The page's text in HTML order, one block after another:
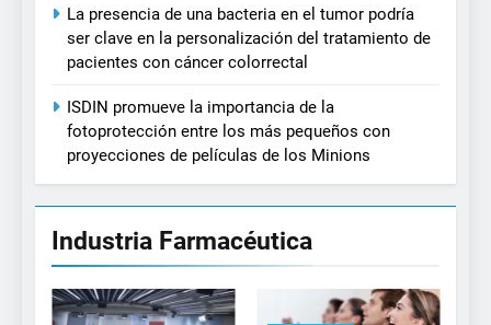
La presencia de una bacteria en el tumor podría
ser clave en la personalización del tratamiento de
pacientes con cáncer colorrectal
ISDIN promueve la importancia de la
fotoprotección entre los más pequeños con
proyecciones de películas de los Minions
Industria Farmacéutica